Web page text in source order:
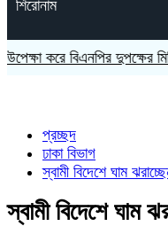
শিরোনাম
করে বিএনপির দুপক্ষের মিছিল-
প্রচ্ছদ
ঢাকা বিভাগ
স্বামী বিদেশে ঘাম
স্বামী বিদেশে ঘাম